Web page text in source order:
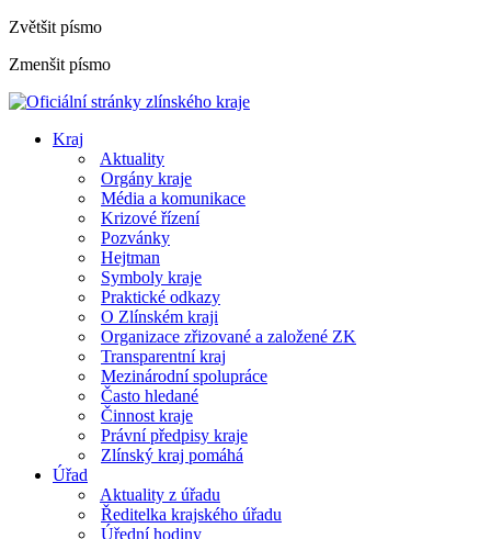
Zvětšit písmo
Zmenšit písmo
Kraj
Aktuality
Orgány kraje
Média a komunikace
Krizové řízení
Pozvánky
Hejtman
Symboly kraje
Praktické odkazy
O Zlínském kraji
Organizace zřizované a založené ZK
Transparentní kraj
Mezinárodní spolupráce
Často hledané
Činnost kraje
Právní předpisy kraje
Zlínský kraj pomáhá
Úřad
Aktuality z úřadu
Ředitelka krajského úřadu
Úřední hodiny